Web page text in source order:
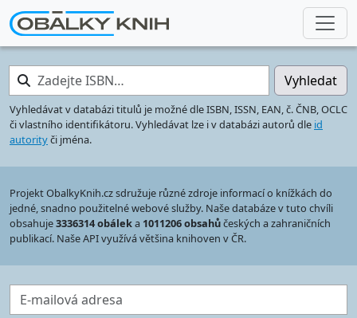
Zadejte ISBN… Vyhledat
Vyhledávat v databázi titulů je možné dle ISBN, ISSN, EAN, č. ČNB, OCLC
či vlastního identifikátoru. Vyhledávat lze i v databázi autorů dle id
autorityči jména.
Projekt ObalkyKnih.cz sdružuje různé zdroje informací o knížkách do
jedné, snadno použitelné webové služby. Naše databáze v tuto chvíli
obsahuje3336314 obáleka 1011206 obsahůčeských a zahraničních
publikací. Naše API využívá většina knihoven v ČR.
E-mailová adresa